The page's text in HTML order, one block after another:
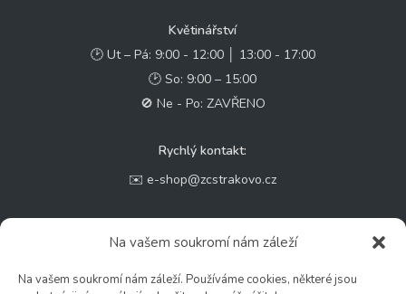
Na vašem soukromí nám záleží
Na vašem soukromí nám záleží. Používáme cookies, některé jsou
Květinářství
🕑 Ut – Pá: 9:00 - 12:00 │ 13:00 - 17:00
🕑 So: 9:00 – 15:00
🚫 Ne - Po: ZAVŘENO
Rychlý kontakt:
✉️ e-shop@zcstrakovo.cz